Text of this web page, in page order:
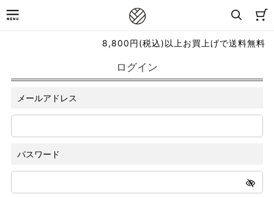
8,800円(税込)以上お買上げで送料無料
ログイン
メールアドレス
パスワード